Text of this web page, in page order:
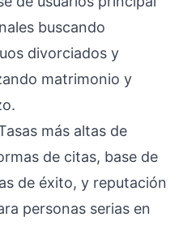
buscando
divorciados y
matrimonio y
más altas de
de citas, base de
de éxito, y reputación
personas serias en